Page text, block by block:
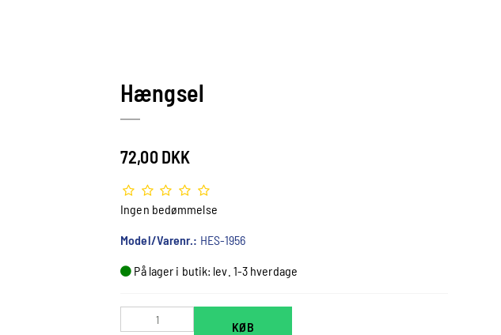
Hængsel
72,00 DKK
Ingen bedømmelse
Model/Varenr.: HES-1956
På lager i butik: lev. 1-3 hverdage
KØB